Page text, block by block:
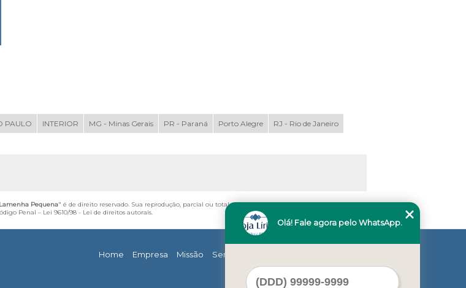
PAULO INTERIOR MG - Minas Gerais PR - Paraná Porto Alegre RJ - Rio de Janeiro
Pequena" é de direito reservado. Sua reprodução, parcial ou total, mesmo citando nossos links, é proibida sem
Penal – Lei 9610/98 - Lei de direitos autorais.
Home Empresa Missão Serviços
Olá! Fale agora pelo WhatsApp.